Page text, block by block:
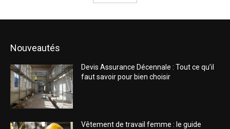
Nouveautés
Devis Assurance Décennale : Tout ce qu’il
faut savoir pour bien choisir
Vêtement de travail femme : le guide